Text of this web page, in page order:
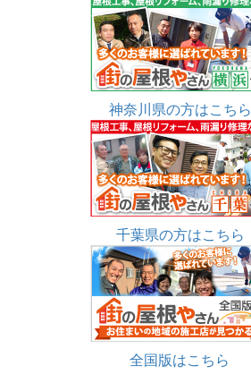
神奈川県の方はこちら
千葉県の方はこちら
全国版はこちら